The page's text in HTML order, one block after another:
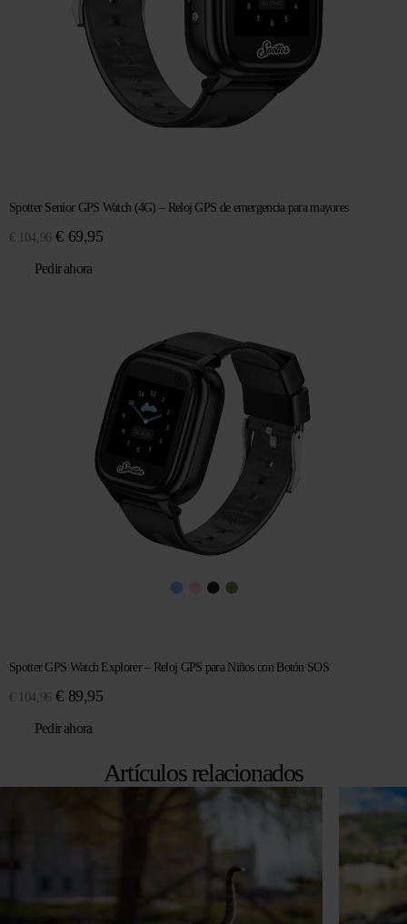
Spotter Senior GPS Watch (4G) – Reloj GPS de emergencia para mayores
€ 104,96 El
original
€ 69,95El
Pedir ahora
Spotter GPS Watch Explorer – Reloj GPS para Niños con Botón SOS
€ 104,96 El
original
€ 104,96.
€ 89,95El
€ 89,95.
Pedir ahora
Artículos relacionados